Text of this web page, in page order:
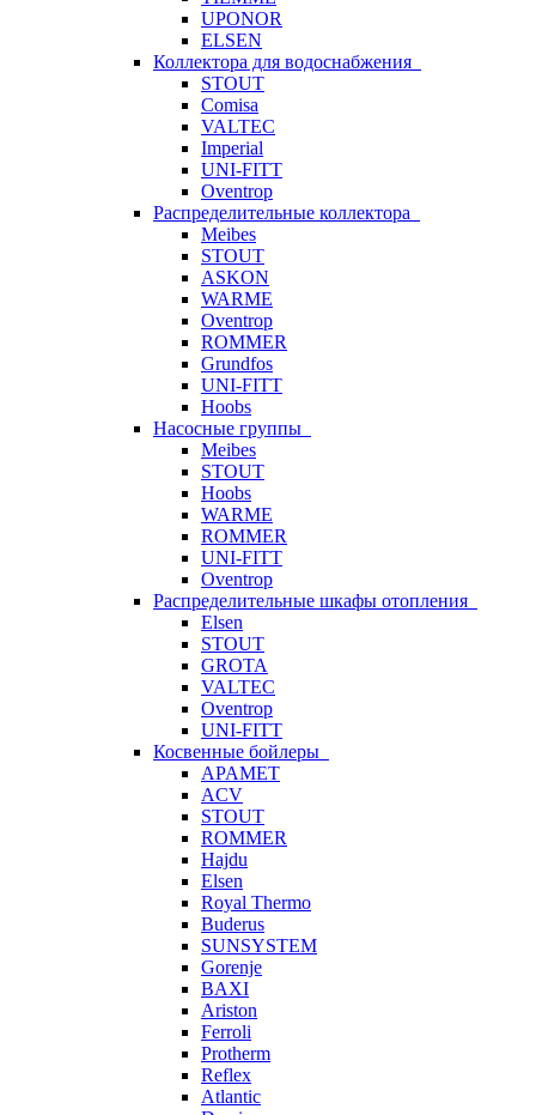
UPONOR
ELSEN
Коллектора для водоснабжения
STOUT
Comisa
VALTEC
Imperial
UNI-FITT
Oventrop
Распределительные коллектора
Meibes
STOUT
ASKON
WARME
Oventrop
ROMMER
Grundfos
UNI-FITT
Hoobs
Насосные группы
Meibes
STOUT
Hoobs
WARME
ROMMER
UNI-FITT
Oventrop
Распределительные шкафы отопления
Elsen
STOUT
GROTA
VALTEC
Oventrop
UNI-FITT
Косвенные бойлеры
APAMET
ACV
STOUT
ROMMER
Hajdu
Elsen
Royal Thermo
Buderus
SUNSYSTEM
Gorenje
BAXI
Ariston
Ferroli
Protherm
Reflex
Atlantic